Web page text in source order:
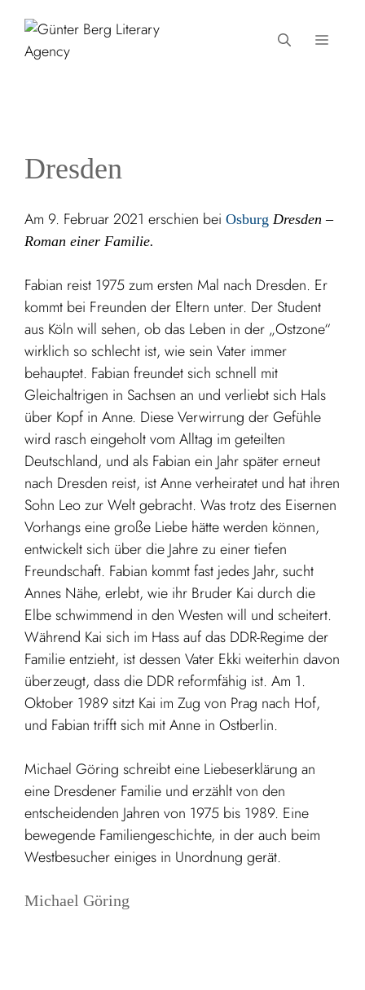
Inhalt
springen
Dresden
Am 9. Februar 2021 erschien bei Osburg Dresden –
Roman einer Familie.
Fabian reist 1975 zum ersten Mal nach Dresden. Er
kommt bei Freunden der Eltern unter. Der Student
aus Köln will sehen, ob das Leben in der „Ostzone“
wirklich so schlecht ist, wie sein Vater immer
behauptet. Fabian freundet sich schnell mit
Gleichaltrigen in Sachsen an und verliebt sich Hals
über Kopf in Anne. Diese Verwirrung der Gefühle
wird rasch eingeholt vom Alltag im geteilten
Deutschland, und als Fabian ein Jahr später erneut
nach Dresden reist, ist Anne verheiratet und hat ihren
Sohn Leo zur Welt gebracht. Was trotz des Eisernen
Vorhangs eine große Liebe hätte werden können,
entwickelt sich über die Jahre zu einer tiefen
Freundschaft. Fabian kommt fast jedes Jahr, sucht
Annes Nähe, erlebt, wie ihr Bruder Kai durch die
Elbe schwimmend in den Westen will und scheitert.
Während Kai sich im Hass auf das DDR-Regime der
Familie entzieht, ist dessen Vater Ekki weiterhin davon
überzeugt, dass die DDR reformfähig ist. Am 1.
Oktober 1989 sitzt Kai im Zug von Prag nach Hof,
und Fabian trifft sich mit Anne in Ostberlin.
Michael Göring schreibt eine Liebeserklärung an
eine Dresdener Familie und erzählt von den
entscheidenden Jahren von 1975 bis 1989. Eine
bewegende Familiengeschichte, in der auch beim
Westbesucher einiges in Unordnung gerät.
Michael Göring